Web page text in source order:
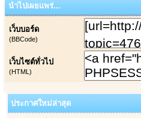
นำไปเผยแพร่...
เว็บบอร์ด
(BBCode)
เว็บไซต์ทั่วไป
(HTML)
ประกาศใหม่ล่าสุด